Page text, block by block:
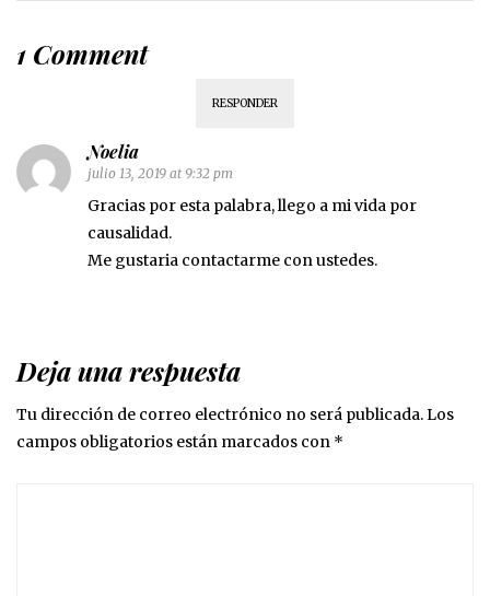
1 Comment
RESPONDER
Noelia
julio 13, 2019 at 9:32 pm
Gracias por esta palabra, llego a mi vida por
causalidad.
Me gustaria contactarme con ustedes.
Deja una respuesta
Tu dirección de correo electrónico no será publicada.Los
campos obligatorios están marcados con *